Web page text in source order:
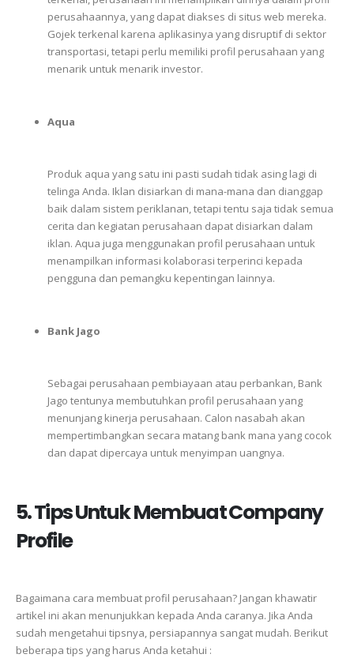
perusahaannya,yang dapat diakses di situs web mereka.
Gojekterkenal karena aplikasinya yang disruptif di sektor
transportasi,tetapi perlu memiliki profil perusahaan yang
menarik untuk menarik investor.
Aqua
Produk aqua yang satu ini pasti sudah tidak asing lagi di
telinga Anda. Iklan disiarkan di mana-mana dan dianggap
baik dalam sistem periklanan,tetapi tentu saja tidak semua
cerita dan kegiatan perusahaan dapat disiarkan dalam
iklan. Aqua juga menggunakan profil perusahaan untuk
menampilkan informasi kolaborasi terperinci kepada
pengguna dan pemangku kepentingan lainnya.
Bank Jago
Sebagai perusahaan pembiayaan atau perbankan, Bank
Jago tentunya membutuhkan profil perusahaan yang
menunjang kinerja perusahaan. Calon nasabah akan
mempertimbangkan secara matang bank mana yang cocok
dan dapat dipercaya untuk menyimpan uangnya.
5. Tips Untuk Membuat Company
Profile
Bagaimana cara membuat profil perusahaan? Jangan khawatir
artikel ini akan menunjukkan kepada Anda caranya. Jika Anda
sudah mengetahui tipsnya, persiapannya sangat mudah. Berikut
beberapa tips yang harus Anda ketahui :